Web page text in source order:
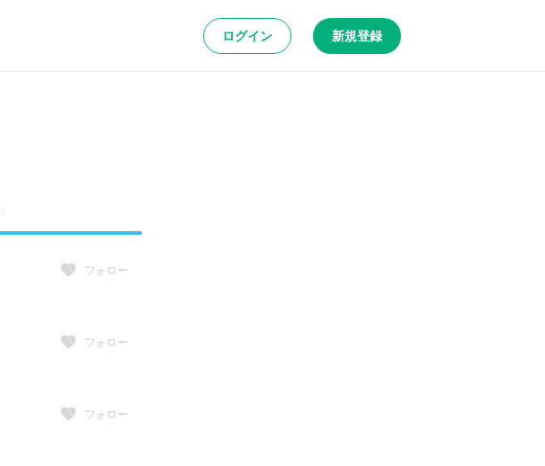
ログイン 新規登録
フォロー
フォロー
フォロー